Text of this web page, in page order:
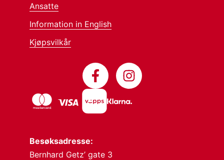
Besøksadresse:
Bernhard Getz’ gate 3
Ansatte
Information in English
Kjøpsvilkår